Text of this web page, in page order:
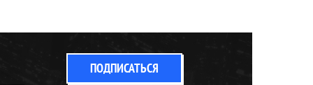
ПОДПИСАТЬСЯ